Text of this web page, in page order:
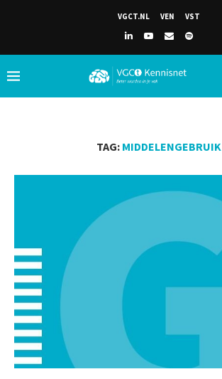
VGCT.NL VEN VST
TAG: MIDDELENGEBRUIK